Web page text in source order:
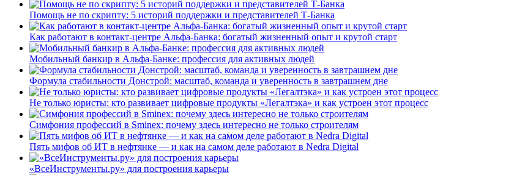
Помощь не по скрипту: 5 историй поддержки и представителей Т-Банка
Как работают в контакт-центре Альфа-Банка: богатый жизненный опыт и крутой старт
Мобильный банкир в Альфа-Банке: профессия для активных людей
Формула стабильности Донстрой: масштаб, команда и уверенность в завтрашнем дне
Не только юристы: кто развивает цифровые продукты «Легалтэка» и как устроен этот процесс
Симфония профессий в Sminex: почему здесь интересно не только строителям
Пять мифов об ИТ в нефтянке — и как на самом деле работают в Nedra Digital
«ВсеИнструменты.ру» для построения карьеры